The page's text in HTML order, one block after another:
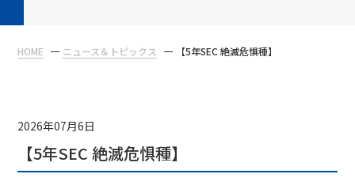
在校生・保護者の方へ
HOME ニュース＆トピックス 【5年SEC 絶滅危惧種】
2026年07月6日
【5年SEC 絶滅危惧種】